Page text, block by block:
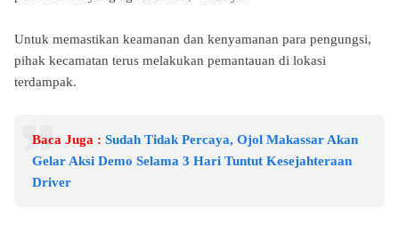
Untuk memastikan keamanan dan kenyamanan para pengungsi,
pihak kecamatan terus melakukan pemantauan di lokasi
terdampak.
Baca Juga : Sudah Tidak Percaya, Ojol Makassar Akan
Gelar Aksi Demo Selama 3 Hari Tuntut Kesejahteraan
Driver